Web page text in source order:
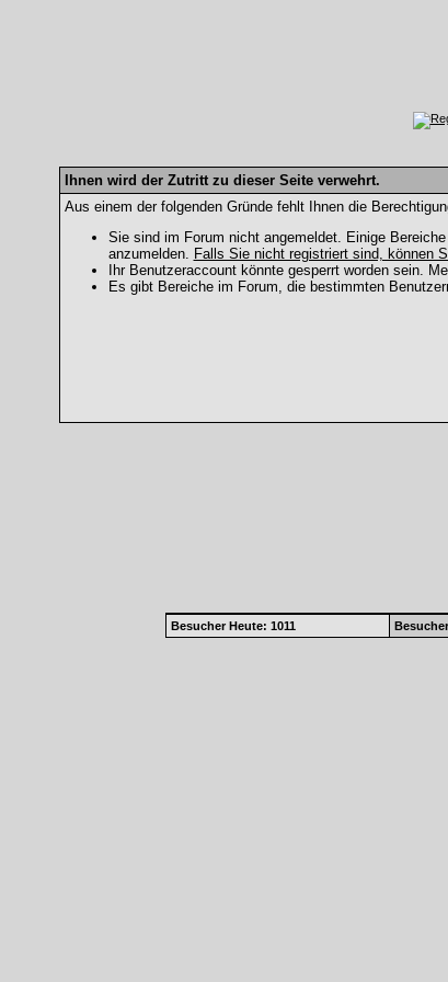
Ihnen wird der Zutritt zu dieser Seite verwehrt.
Aus einem der folgenden Gründe fehlt Ihnen die
Sie sind im Forum nicht angemeldet. Einige
anzumelden. Falls Sie nicht registriert sind, können
Ihr Benutzeraccount könnte gesperrt worden sein.
Es gibt Bereiche im Forum, die bestimmten
Besucher Heute: 1011